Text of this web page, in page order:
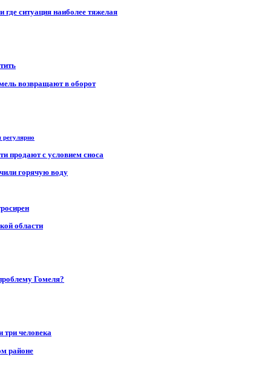
ситуация наиболее тяжелая
возвращают в оборот
регулярно
продают с условием сноса
горячую воду
области
Гомеля?
три человека
районе